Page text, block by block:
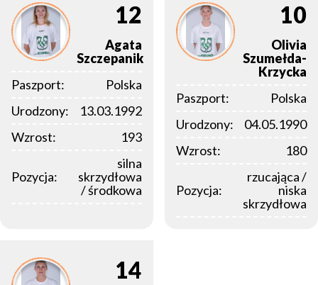
12
Agata
Szczepanik
Paszport:
Polska
Urodzony:
13.03.1992
Wzrost:
193
Pozycja:
silna
skrzydłowa
/ środkowa
10
Olivia
Szumełda-
Krzycka
Paszport:
Polska
Urodzony:
04.05.1990
Wzrost:
180
Pozycja:
rzucająca /
niska
skrzydłowa
14